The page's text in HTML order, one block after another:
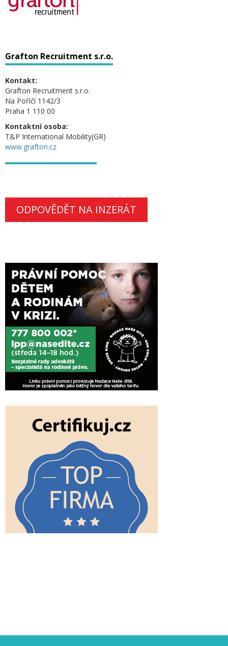
Grafton Recruitment s.r.o.
Kontakt:
Grafton Recruitment s.r.o.
Na Poříčí 1142/3
Praha 1 110 00
Kontaktní osoba:
T&P International Mobility(GR)
www.grafton.cz
ODPOVĚDĚT NA INZERÁT